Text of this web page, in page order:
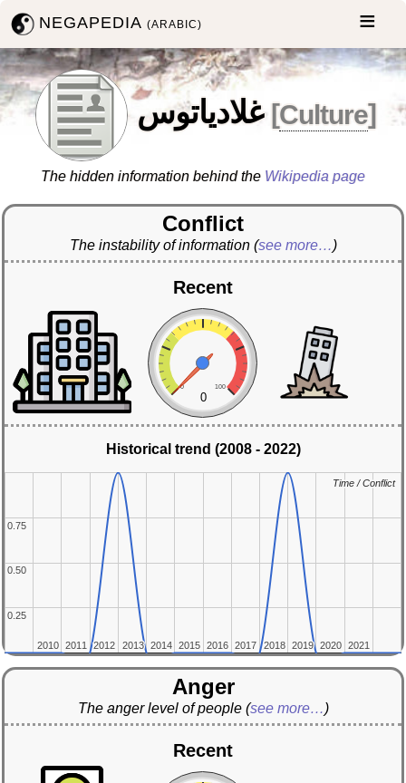
NEGAPEDIA(ARABIC)
غلادياتوس [Culture]
The hidden information behind the Wikipedia page
Conflict
The instability of information (see more…)
Recent
0 100
0
Historical trend (2008 - 2022)
2010
2010 2012
2012 2014
2014 2016
2016 2018
2018 2020
2020
2011
2011 2013
2013 2015
2015 2017
2017 2019
2019 2021
2021
0.25
0.25
0.50
0.50
0.75
0.75
Time / Conflict
Time / Conflict
Anger
The anger level of people (see more…)
Recent